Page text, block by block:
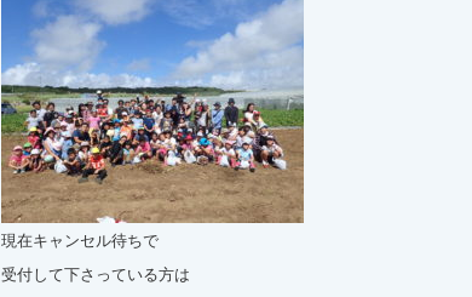
現在キャンセル待ちで
受付して下さっている方は